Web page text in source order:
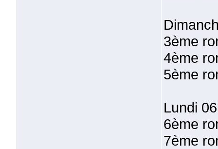
3ème
4ème
5ème
Lundi
6ème
7ème